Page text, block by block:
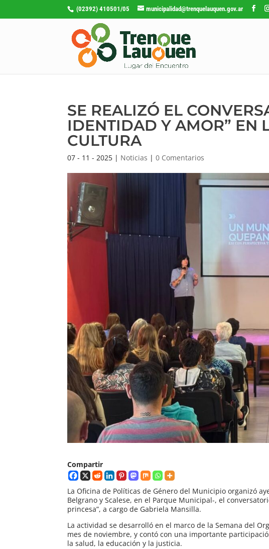
(02392) 410501/05 municipalidad@trenquelauquen.gov.ar
SE REALIZÓ EL
IDENTIDAD Y AMOR” EN
CULTURA
07 - 11 - 2025 | Noticias |0 Comentarios
Compartir
La Oficina de Políticas de Género del Municipio organizó
Belgrano y Scalese, en el Parque Municipal-, el
princesa”, a cargo de Gabriela Mansilla.
La actividad se desarrolló en el marco de la Semana del
mes de noviembre, y contó con una importante
la salud, la educación y la justicia.